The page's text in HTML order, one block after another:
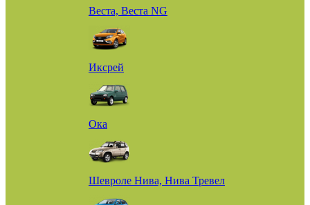
Веста, Веста NG
Иксрей
Ока
Шевроле Нива, Нива Тревел